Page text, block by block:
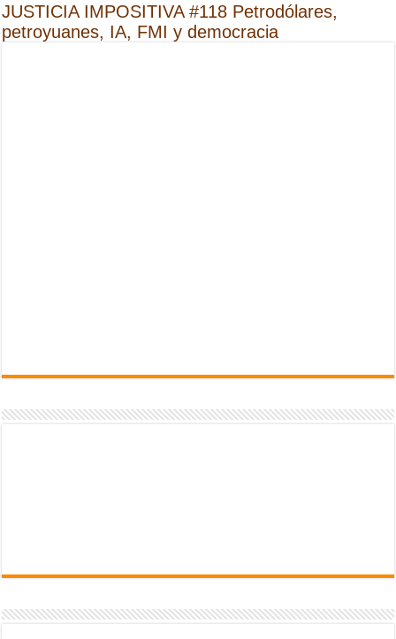
JUSTICIA IMPOSITIVA #118 Petrodólares,
petroyuanes, IA, FMI y democracia